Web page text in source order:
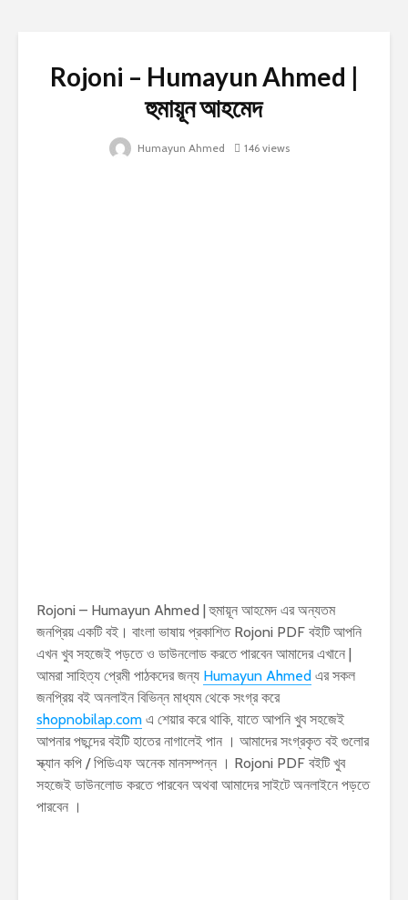
Rojoni – Humayun Ahmed |
হুমায়ূন আহমেদ
Humayun Ahmed 146 views
Rojoni – Humayun Ahmed | হুমায়ূন আহমেদ এর অন্যতম
জনপ্রিয় একটি বই। বাংলা ভাষায় প্রকাশিত Rojoni PDF বইটি আপনি
এখন খুব সহজেই পড়তে ও ডাউনলোড করতে পারবেন আমাদের এখানে |
আমরা সাহিত্য প্রেমী পাঠকদের জন্য Humayun Ahmed এর সকল
জনপ্রিয় বই অনলাইন বিভিন্ন মাধ্যম থেকে সংগ্র করে
shopnobilap.com এ শেয়ার করে থাকি, যাতে আপনি খুব সহজেই
আপনার পছন্দের বইটি হাতের নাগালেই পান । আমাদের সংগ্রকৃত বই গুলোর
স্ক্যান কপি / পিডিএফ অনেক মানসম্পন্ন । Rojoni PDF বইটি খুব
সহজেই ডাউনলোড করতে পারবেন অথবা আমাদের সাইটে অনলাইনে পড়তে
পারবেন ।